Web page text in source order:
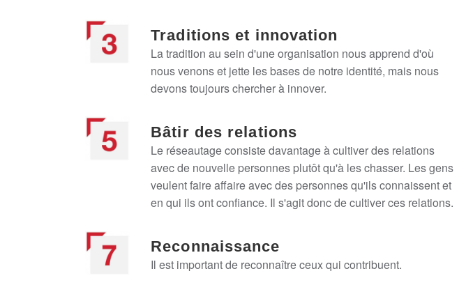
Traditions et innovation
La tradition au sein d'une organisation nous apprend d'où
nous venons et jette les bases de notre identité, mais nous
devons toujours chercher à innover.
Bâtir des relations
Le réseautage consiste davantage à cultiver des relations
avec de nouvelle personnes plutôt qu'à les chasser. Les gens
veulent faire affaire avec des personnes qu'ils connaissent et
en qui ils ont confiance. Il s'agit donc de cultiver ces relations.
Reconnaissance
Il est important de reconnaître ceux qui contribuent.